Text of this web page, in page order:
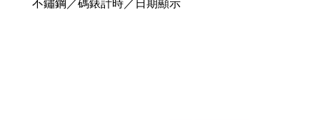
不鏽鋼／碼錶計時／日期顯示